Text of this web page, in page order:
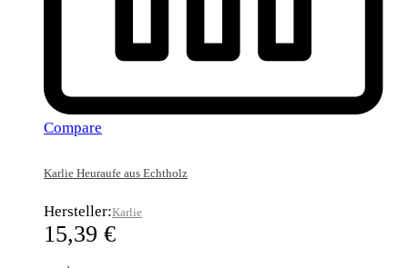
Compare
Karlie Heuraufe aus Echtholz
Hersteller:Karlie
15,39 €